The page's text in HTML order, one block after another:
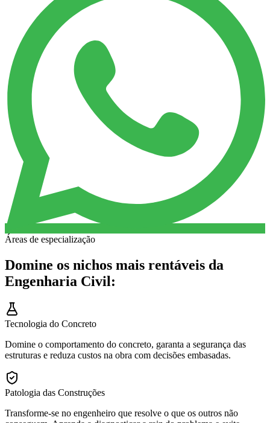
Áreas de especialização
Domine os nichos mais rentáveis da
Engenharia Civil:
Tecnologia do Concreto
Domine o comportamento do concreto, garanta a segurança das
estruturas e reduza custos na obra com decisões embasadas.
Patologia das Construções
Transforme-se no engenheiro que resolve o que os outros não